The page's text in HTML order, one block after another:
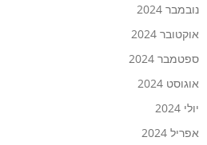
נובמבר 2024
אוקטובר 2024
ספטמבר 2024
אוגוסט 2024
יולי 2024
אפריל 2024